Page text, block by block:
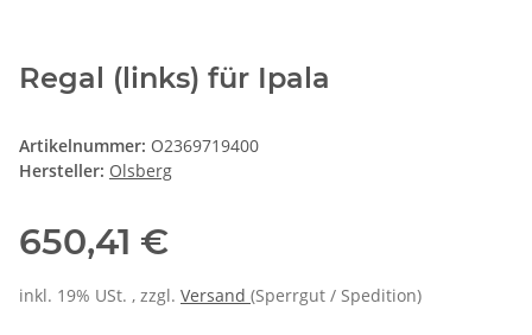
Regal (links) für Ipala
Artikelnummer: O2369719400
Hersteller: Olsberg
650,41 €
inkl. 19% USt. , zzgl. Versand (Sperrgut / Spedition)